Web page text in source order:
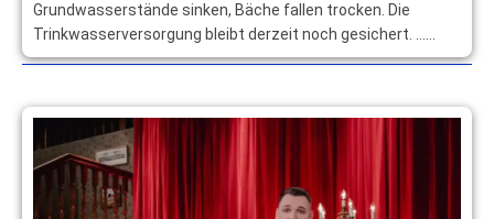
Grundwasserstände sinken, Bäche fallen trocken. Die
Trinkwasserversorgung bleibt derzeit noch gesichert. …
mehr